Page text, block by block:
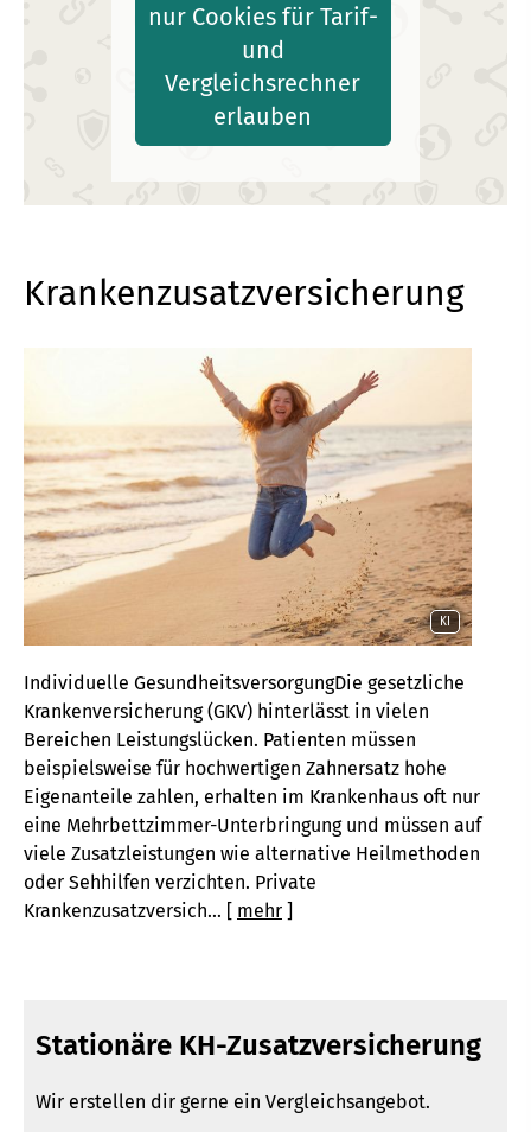
nur Cookies für Tarif-
und
Vergleichsrechner
erlauben
Kranken­zusatz­ver­si­che­rung
KI
Individuelle GesundheitsversorgungDie gesetzliche
Kranken­ver­si­che­rung (GKV) hinterlässt in vielen
Bereichen Leistungslücken. Patienten müssen
beispielsweise für hochwertigen Zahnersatz hohe
Eigenanteile zahlen, erhalten im Krankenhaus oft nur
eine Mehrbettzimmer-Unterbringung und müssen auf
viele Zusatzleistungen wie alternative Heilmethoden
oder Sehhilfen verzichten. Private
Krankenzusatzversich... [ mehr ]
Stationäre KH-Zusatzversicherung
Wir erstellen dir gerne ein Vergleichsangebot.